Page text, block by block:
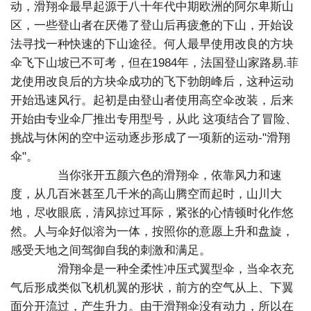
动，滑翔伞最早起源于八十年代中期欧洲的阿尔卑斯山
区，一些登山者在厌倦了登山后再疲惫的下山，开始设
法寻找一种快速的下山途径。何人最早使用改良的方块
伞飞下山坡已不可考，但在1984年，法国登山家路易.菲
龙使用改良后的方块伞成功的飞下勃朗峰后，这种运动
开始迅速风行。起初是由登山者使用高空伞改装，后来
开始由专业伞厂推出专用型号，从此 这项结合了冒险、
挑战与休闲的空中运动逐步形成了一项新的运动-"滑翔
伞"。
当你张开五颜六色的滑翔伞，依靠风力和速
度，从几百米甚至几千米的高山腾空而起时，山川大
地，尽收眼底，清风掠过耳际，紧张的心情顿时化作悠
然。人与伞好似溶为一体，按照你的意愿上升和盘旋，
感受天地之间驾御自我的刺激和满足。
滑翔伞是一种全柔性冲压式翼型伞，当伞衣充
气后形成类似飞机机翼的形状，前方的空气从上、下翼
面分开流过，产生升力。由于滑翔伞没有动力，所以在